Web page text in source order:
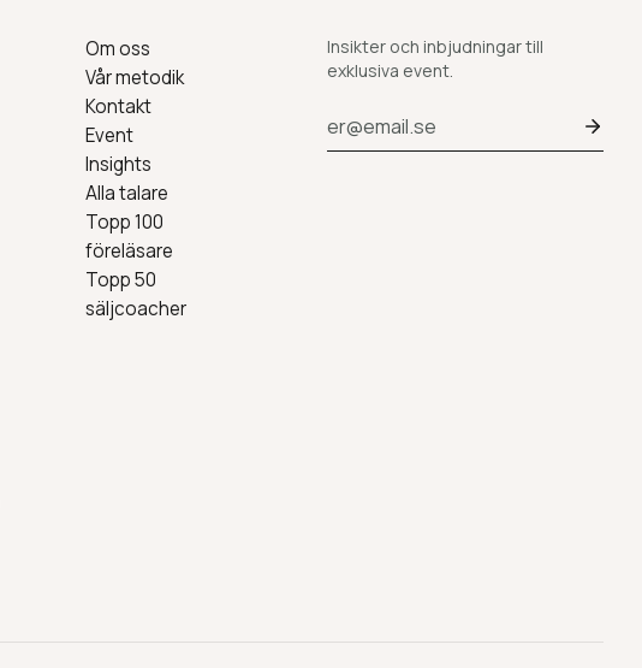
Om oss
Vår metodik
Kontakt
Event
Insights
Alla talare
Topp 100
föreläsare
Topp 50
säljcoacher
Insikter och inbjudningar till
exklusiva event.